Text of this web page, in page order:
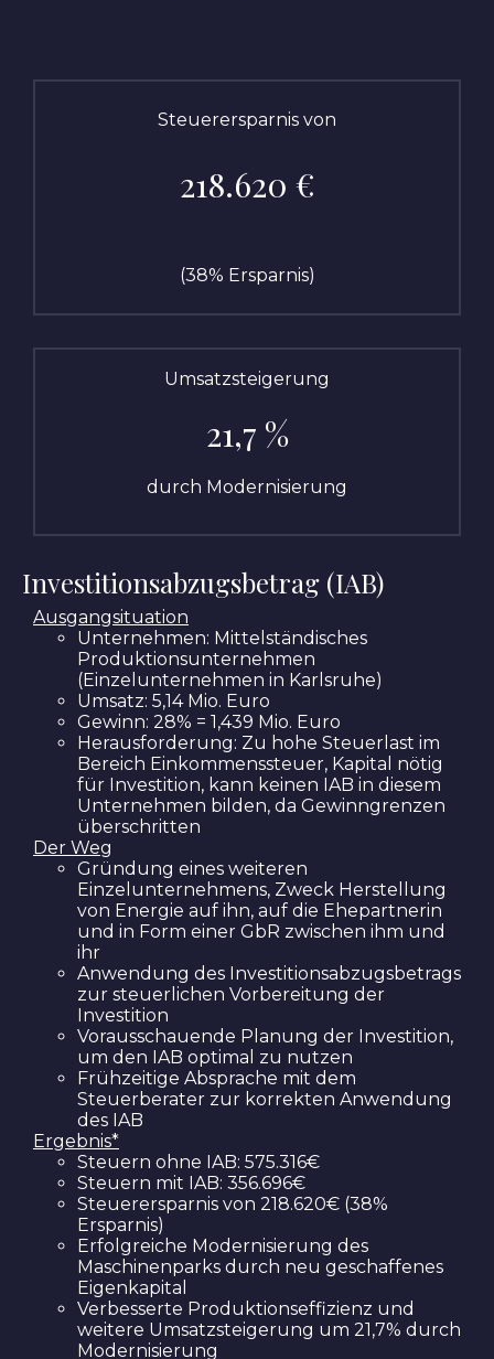
Investitionsabzugsbetrag (IAB)
Ausgangsituation
Unternehmen: Mittelständisches
Produktionsunternehmen
(Einzelunternehmen in Karlsruhe)
Umsatz: 5,14 Mio. Euro
Gewinn: 28% = 1,439 Mio. Euro
Herausforderung: Zu hohe Steuerlast im
Bereich Einkommenssteuer, Kapital nötig
für Investition, kann keinen IAB in diesem
Unternehmen bilden, da Gewinngrenzen
überschritten
Der Weg
Gründung eines weiteren
Einzelunternehmens, Zweck Herstellung
von Energie auf ihn, auf die Ehepartnerin
und in Form einer GbR zwischen ihm und
ihr
Anwendung des Investitionsabzugsbetrags
zur steuerlichen Vorbereitung der
Investition
Vorausschauende Planung der Investition,
um den IAB optimal zu nutzen
Frühzeitige Absprache mit dem
Steuerberater zur korrekten Anwendung
des IAB
Ergebnis*
Steuern ohne IAB: 575.316€
Steuern mit IAB: 356.696€
Steuerersparnis von 218.620€ (38%
Ersparnis)
Erfolgreiche Modernisierung des
Maschinenparks durch neu geschaffenes
Eigenkapital
Verbesserte Produktionseffizienz und
weitere Umsatzsteigerung um 21,7% durch
Modernisierung
Steuerersparnis von
218.620 €
(38% Ersparnis)
Umsatzsteigerung
21,7 %
durch Modernisierung